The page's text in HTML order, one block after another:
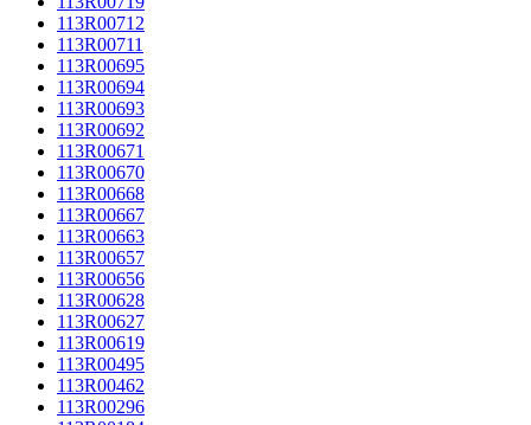
113R00712
113R00711
113R00695
113R00694
113R00693
113R00692
113R00671
113R00670
113R00668
113R00667
113R00663
113R00657
113R00656
113R00628
113R00627
113R00619
113R00495
113R00462
113R00296